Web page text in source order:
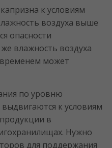
к условиям
воздуха выше
опасности
влажность воздуха
временем может
по уровню
к условиям
в
Нужно
для поддержания